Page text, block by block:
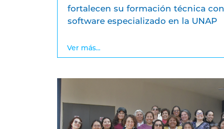
fortalecen su formación técnica con
software especializado en la UNAP
Ver más...